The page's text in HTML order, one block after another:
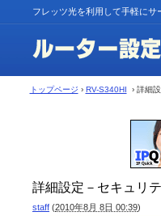
フレッツ光を利用して手軽に
トップページ › RV-S340HI › 詳細
詳細設定－セキュリ
staff (2010年8月 8日 00:39)